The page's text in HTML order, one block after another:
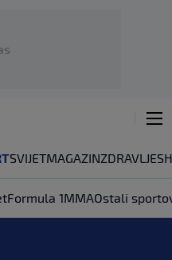
SVIJETMAGAZINZDRAVLJE
Formula 1MMAOstali